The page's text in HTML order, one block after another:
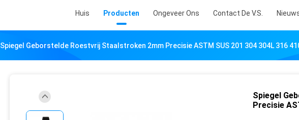
Huis Producten Ongeveer Ons Contact De V.S.
Spiegel Geborstelde Roestvrij Staalstroken 2mm Precisie ASTM SUS 201 304 304L 316
Spiegel
Precisie